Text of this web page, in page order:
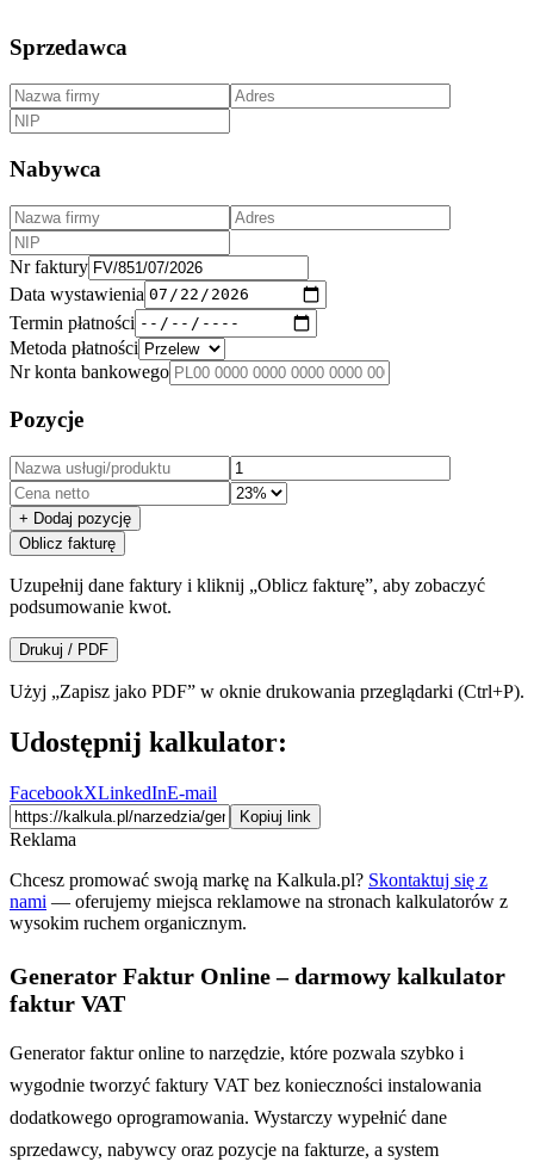
Sprzedawca
Nabywca
Nr faktury
Data wystawienia
Termin płatności
Metoda płatności
Nr konta bankowego
Pozycje
+ Dodaj pozycję
Oblicz fakturę
Uzupełnij dane faktury i kliknij „Oblicz fakturę”, aby zobaczyć
podsumowanie kwot.
Drukuj / PDF
Użyj „Zapisz jako PDF” w oknie drukowania przeglądarki (Ctrl+P).
Udostępnij kalkulator:
FacebookXLinkedInE-mail
Kopiuj link
Reklama
Chcesz promować swoją markę na Kalkula.pl? Skontaktuj się z
nami — oferujemy miejsca reklamowe na stronach kalkulatorów z
wysokim ruchem organicznym.
Generator Faktur Online – darmowy kalkulator
faktur VAT
Generator faktur online to narzędzie, które pozwala szybko i
wygodnie tworzyć faktury VAT bez konieczności instalowania
dodatkowego oprogramowania. Wystarczy wypełnić dane
sprzedawcy, nabywcy oraz pozycje na fakturze, a system